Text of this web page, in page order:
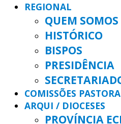
REGIONAL
QUEM SOMOS
HISTÓRICO
BISPOS
PRESIDÊNCIA
COMISSÕES
ARQUI / DIOCESES
PROVÍNCIA